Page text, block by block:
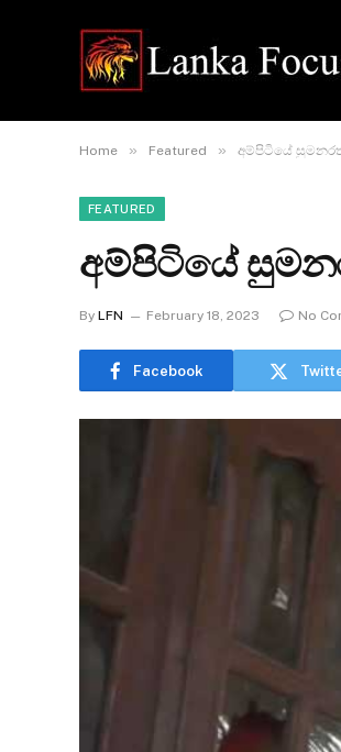
Home » Featured » අම්පිටියේ
FEATURED
අම්පිටියේ
By LFN February 18, 2023 No
Facebook